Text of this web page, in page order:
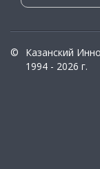
©
Казанский
1994 - 2026 г.